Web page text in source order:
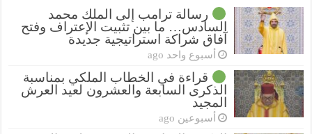
رسالة ترامب إلى الملك محمد
السادس… ما بين تثبيت الإعتراف وفتح
آفاق شراكة استراتيجية جديدة
أسبوع واحد ago
قراءة في الخطاب الملكي بمناسبة
الذكرى السابعة والعشرون لعيد العرش
المجيد
أسبوعين ago